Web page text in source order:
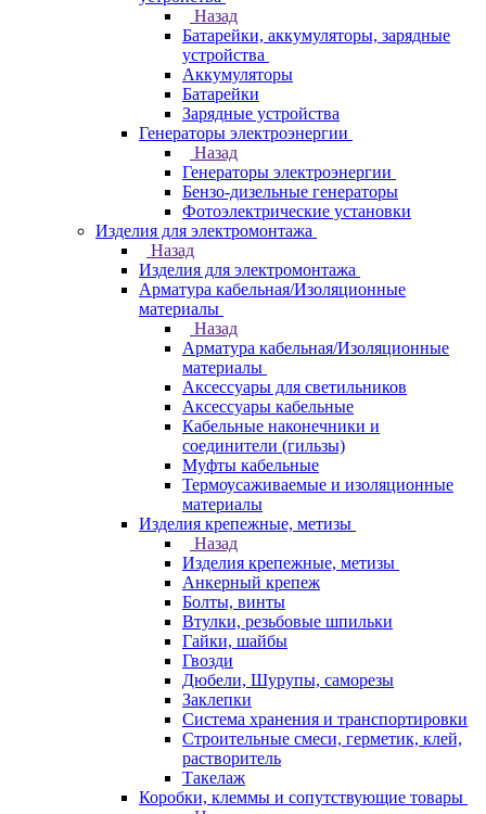
Назад
Батарейки, аккумуляторы, зарядные
устройства
Аккумуляторы
Батарейки
Зарядные устройства
Генераторы электроэнергии
Назад
Генераторы электроэнергии
Бензо-дизельные генераторы
Фотоэлектрические установки
Изделия для электромонтажа
Назад
Изделия для электромонтажа
Арматура кабельная/Изоляционные
материалы
Назад
Арматура кабельная/Изоляционные
материалы
Аксессуары для светильников
Аксессуары кабельные
Кабельные наконечники и
соединители (гильзы)
Муфты кабельные
Термоусаживаемые и изоляционные
материалы
Изделия крепежные, метизы
Назад
Изделия крепежные, метизы
Анкерный крепеж
Болты, винты
Втулки, резьбовые шпильки
Гайки, шайбы
Гвозди
Дюбели, Шурупы, саморезы
Заклепки
Система хранения и транспортировки
Строительные смеси, герметик, клей,
растворитель
Такелаж
Коробки, клеммы и сопутствующие товары